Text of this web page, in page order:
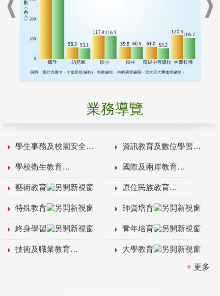
業務導覽
學生事務及校園安全 資訊教育及數位學習
學校衛生教育 國際及兩岸教育
藝術教育 原住民族教育
特殊教育 師資培育
終身學習 青年培育
技術及職業教育 大學教育
更多